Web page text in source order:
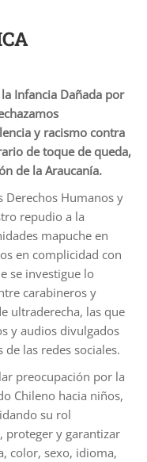
Infancia Dañada por
y racismo contra
de toque de queda,
de la Araucanía.
Derechos Humanos y
repudio a la
mapuche en
en complicidad con
se investigue lo
carabineros y
ultraderecha, las que
y audios divulgados
las redes sociales.
preocupación por la
Chileno hacia niños,
su rol
proteger y garantizar
color, sexo, idioma,